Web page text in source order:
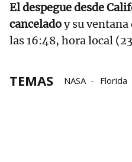
El despegue desde
canceladoy su
las 16:48, hora local
TEMAS NASA Florida